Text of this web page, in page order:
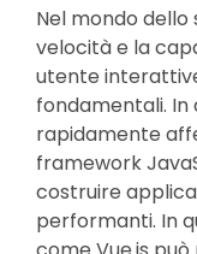
Nel mondo dello
velocità e la
utente
fondamentali. In
rapidamente
framework
costruire
performanti. In